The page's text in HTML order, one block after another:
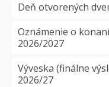
Deň otvorených
Oznámenie o
2026/2027
Výveska (finálne
2026/27